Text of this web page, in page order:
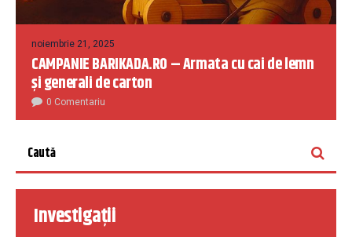
noiembrie 21, 2025
CAMPANIE BARIKADA.RO – Armata cu cai de lemn
și generali de carton
0 Comentariu
Investigații